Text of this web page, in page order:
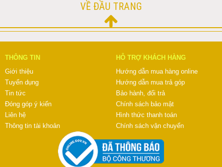
VỀ ĐẦU TRANG
THÔNG TIN
Giới thiệu
Tuyển dụng
Tin tức
Đóng góp ý kiến
Liên hệ
Thông tin tài khoản
HỖ TRỢ KHÁCH HÀNG
Hướng dẫn mua hàng online
Hướng dẫn mua trả góp
Bảo hành, đổi trả
Chính sách bảo mật
Hình thức thanh toán
Chính sách vận chuyển